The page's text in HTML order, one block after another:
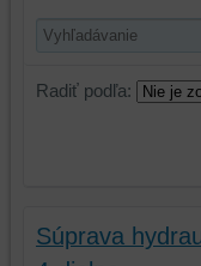
Radiť podľa:
Súprava